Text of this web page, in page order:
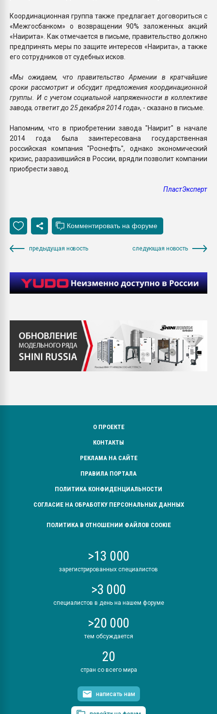
Координационная группа также предлагает договориться с
«Межгосбанком» о возвращении 90% заложенных акций
«Наирита». Как отмечается в письме, правительство должно
предпринять меры по защите интересов «Наирита», а также
его сотрудников от судебных исков.
«Мы ожидаем, что правительство Армении в кратчайшие
сроки рассмотрит и обсудит предложения координационной
группы. И с учетом социальной напряженности в коллективе
завода, ответит до 25 декабря 2014 года», - сказано в письме.
Напомним, что в приобретении завода "Наирит" в начале
2014 года была заинтересована государственная
российская компания "Роснефть", однако экономический
кризис, разразившийся в России, врядли позволит компании
приобрести завод.
ПластЭксперт
предыдущая новость следующая новость
О ПРОЕКТЕ
КОНТАКТЫ
РЕКЛАМА НА САЙТЕ
ПРАВИЛА ПОРТАЛА
ПОЛИТИКА КОНФИДЕНЦИАЛЬНОСТИ
СОГЛАСИЕ НА ОБРАБОТКУ ПЕРСОНАЛЬНЫХ ДАННЫХ
ПОЛИТИКА В ОТНОШЕНИИ ФАЙЛОВ COOKIE
>13 000
зарегистрированных специалистов
>3 000
специалистов в день на нашем форуме
>20 000
тем обсуждается
20
стран со всего мира
написать нам